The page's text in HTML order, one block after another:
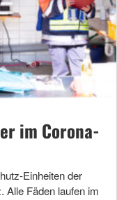
im Corona-
Einheiten der
Alle Fäden laufen im